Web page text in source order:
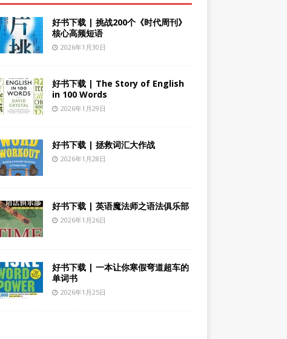
好书下载 | 挑战200个《时代周刊》
核心高频短语
2026年1月30日
好书下载 | The Story of English
in 100 Words
2026年1月29日
好书下载 | 拯救词汇大作战
2026年1月28日
好书下载 | 英语魔法师之语法俱乐部
2026年1月26日
好书下载 | 一本让你寒假弯道超车的
单词书
2026年1月25日